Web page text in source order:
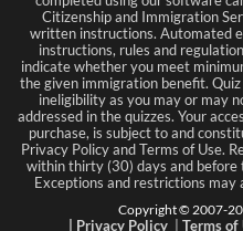
Citizenship and Immigration
written instructions. Automated
instructions, rules and
indicate whether you meet
the given immigration benefit.
ineligibility as you may or may
addressed in the quizzes. Your
purchase, is subject to and
Privacy Policy and Terms of Use.
within thirty (30) days and before
Exceptions and restrictions may
Copyright © 2007-
Privacy Policy Terms of